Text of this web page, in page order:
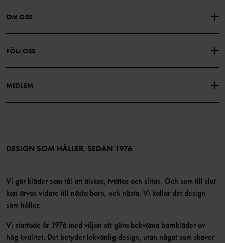
KONTAKTA OSS
PRESENTKORTSALDO KÖPVILLKOR
INTEGRITETSPOLICY
OM OSS
FÖLJ OSS
MEDLEM
Bli medlem
DESIGN SOM HÅLLER, SEDAN 1976
Vi gör kläder som tål att älskas, tvättas och slitas. Och som till slut
kan ärvas vidare till nästa barn, och nästa. Vi kallar det design
som håller.
Vi startade år 1976 med viljan att göra bekväma barnkläder av
hög kvalitet. Det betyder lekvänlig design, utan något som skaver